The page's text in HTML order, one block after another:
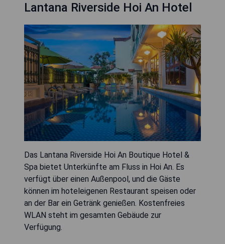
Lantana Riverside Hoi An Hotel
Das Lantana Riverside Hoi An Boutique Hotel &
Spa bietet Unterkünfte am Fluss in Hoi An. Es
verfügt über einen Außenpool, und die Gäste
können im hoteleigenen Restaurant speisen oder
an der Bar ein Getränk genießen. Kostenfreies
WLAN steht im gesamten Gebäude zur
Verfügung.